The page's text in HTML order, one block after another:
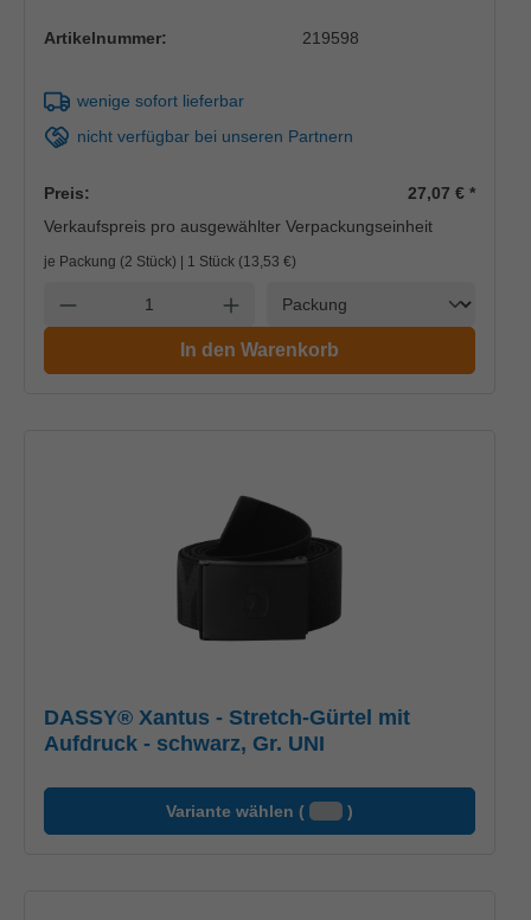
Artikelnummer: 219598
wenige sofort lieferbar
nicht verfügbar bei unseren Partnern
Preis: 27,07 €*
Verkaufspreis pro ausgewählter Verpackungseinheit
je Packung (2 Stück) | 1 Stück (13,53 €)
Anzahl verringern Anzahl erhöhen
In den Warenkorb
DASSY® Xantus - Stretch-Gürtel mit
Aufdruck - schwarz, Gr. UNI
Variante wählen ( )